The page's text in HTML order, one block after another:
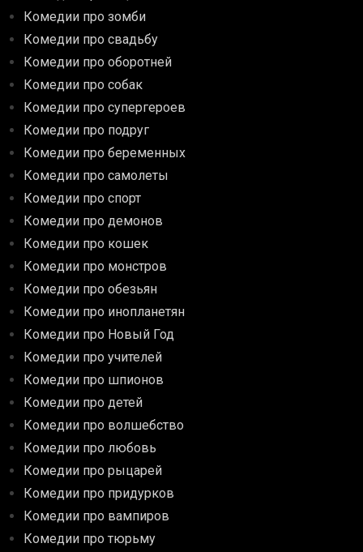
Комедии про зомби
Комедии про свадьбу
Комедии про оборотней
Комедии про собак
Комедии про супергероев
Комедии про подруг
Комедии про беременных
Комедии про самолеты
Комедии про спорт
Комедии про демонов
Комедии про кошек
Комедии про монстров
Комедии про обезьян
Комедии про инопланетян
Комедии про Новый Год
Комедии про учителей
Комедии про шпионов
Комедии про детей
Комедии про волшебство
Комедии про любовь
Комедии про рыцарей
Комедии про придурков
Комедии про вампиров
Комедии про тюрьму